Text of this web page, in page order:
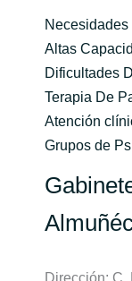
Altas
Dificultades
Terapia De
Atención
Grupos de
Dirección: C.